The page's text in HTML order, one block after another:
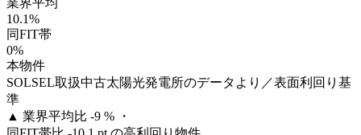
業界平均
10.1%
同FIT帯
0%
本物件
SOLSEL取扱中古太陽光発電所のデータより／表面利回り基
準
▲ 業界平均比 -9 % ・